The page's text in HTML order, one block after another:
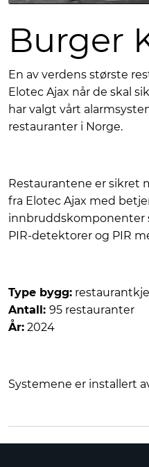
Burger
En av verdens største
Elotec Ajax når de skal
har valgt vårt
restauranter i Norge.
Restaurantene er sikret
fra Elotec Ajax med
innbruddskomponenter
PIR-detektorer og PIR
Type bygg:
Antall: 95 restauranter
År: 2024
Systemene er installert